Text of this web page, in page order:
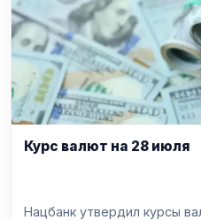
Курс валют на 28 июля
Нацбанк утвердил курсы